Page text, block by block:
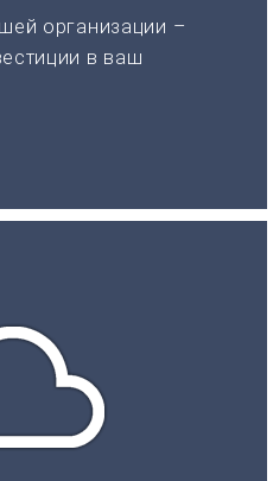
организации –
в ваш